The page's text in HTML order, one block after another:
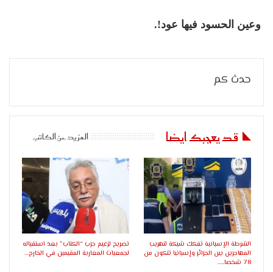
وعين الحسود فيها عود!.
حدث كم
قد يعجبك ايضا المزيد عن الكاتب
الشرطة الإسبانية تفكك شبكة لتهريب
المهاجرين بين الجزائر وإسبانيا تتكون من
78 شخصا..…
تصريح لزعيم حزب “الكتاب” بعد استقباله
لجمعيات المغاربة المقيمين في الخارج…